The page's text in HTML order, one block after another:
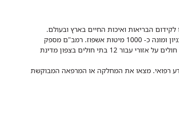
הבריאות ואיכות החיים בארץ ובעולם.
רמב"ם הוא בית חולים ממשלתי אקדמי, המסונף לפקולטה לרפואה של הטכניון ומונה כ- 1000 מיטות אשפוז. רמב"ם מספק
שירותי רפואה לכ-2,700,000 תושבים, צה"ל וכוחות הביטחון, ומשמש כבית חולים על אזורי עבור 12 בתי חולים בצפון מדינת
רפואי. מצאו את המחלקה או המרפאה המבוקשת